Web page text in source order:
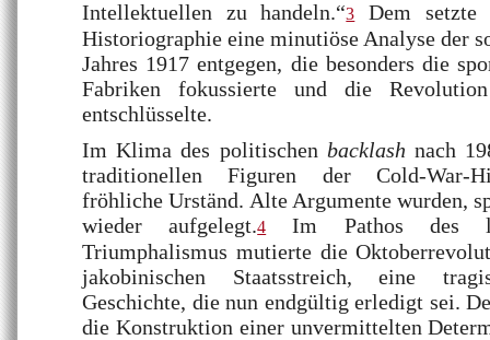
Intellektuellen zu handeln.“3 Dem setzte
Historiographie eine minutiöse Analyse der
Jahres 1917 entgegen, die besonders die
Fabriken fokussierte und die
entschlüsselte.
Im Klima des politischen backlash nach
traditionellen Figuren der Cold-War-
fröhliche Urständ. Alte Argumente wurden,
wieder aufgelegt.4 Im Pathos des
Triumphalismus mutierte die
jakobinischen Staatsstreich, eine
Geschichte, die nun endgültig erledigt sei.
die Konstruktion einer unvermittelten